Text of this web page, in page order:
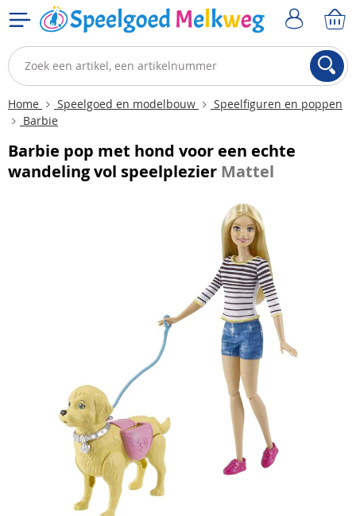
Home Speelgoed en modelbouw
Speelfiguren en poppen
Barbie
Barbie pop met hond voor een echte
wandeling vol speelplezier Mattel